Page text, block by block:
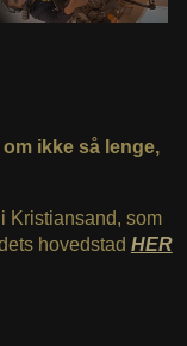
ikke så lenge,
Kristiansand, som
hovedstad HER